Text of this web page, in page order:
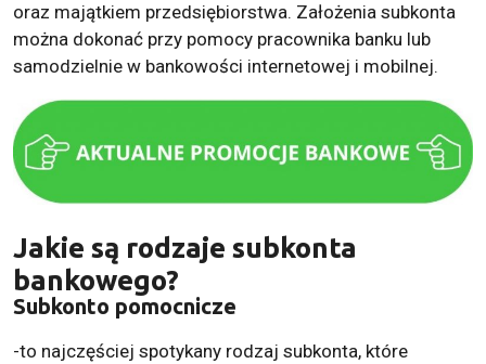
oraz majątkiem przedsiębiorstwa. Założenia subkonta
można dokonać przy pomocy pracownika banku lub
samodzielnie w bankowości internetowej i mobilnej.
Jakie są rodzaje subkonta
bankowego?
Subkonto pomocnicze
-to najczęściej spotykany rodzaj subkonta, które